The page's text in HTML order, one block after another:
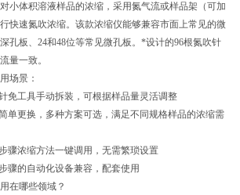
体积溶液样品的浓缩，采用氮气流或样品架（可加
快速氮吹浓缩。该款浓缩仪能够兼容市面上常见的微
孔板、24和48位等常见微孔板。*设计的96根氮吹针
量一致。
场景：
工具手动拆装，可根据样品量灵活调整
更换，多种方案可选，满足不同规格样品的浓缩需
浓缩方法一键调用，无需繁琐设置
的自动化设备兼容，配套使用
在哪些领域？